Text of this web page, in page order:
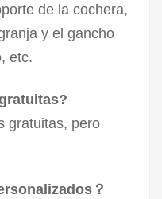
de la cochera,
y el gancho
etc.
gratuitas, pero
？